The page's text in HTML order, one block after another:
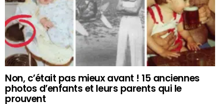
Non, c’était pas mieux avant ! 15 anciennes
photos d’enfants et leurs parents qui le
prouvent